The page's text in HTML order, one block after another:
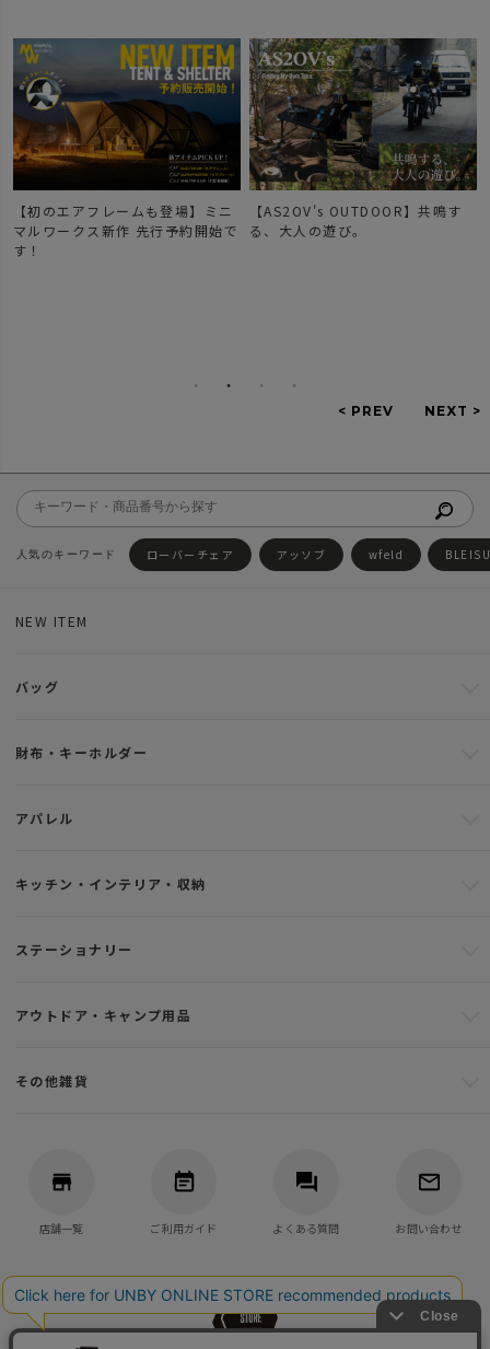
【初のエアフレームも登場】ミニ
マルワークス新作 先行予約開始で
す！
【AS2OV's OUTDOOR】共鳴す
る、大人の遊び。
ローバーチェア アッソブ wfeld
NEW ITEM
バッグ
財布・キーホルダー
アパレル
キッチン・インテリア・収納
ステーショナリー
アウトドア・キャンプ用品
その他雑貨
店舗一覧 ご利用ガイド よくある質問 お問い合わせ